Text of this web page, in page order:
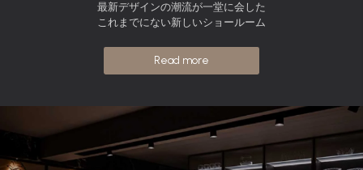
最新デザインの潮流が一堂に会した
これまでにない新しいショールーム
Read more